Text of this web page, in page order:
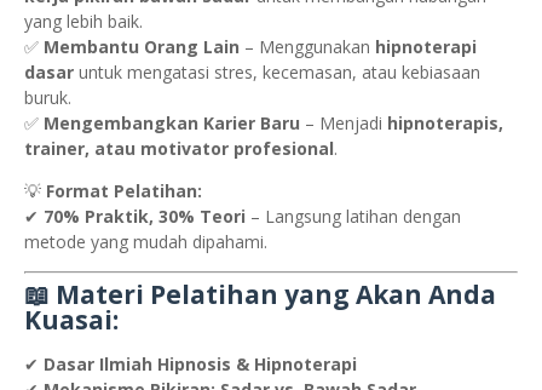
yang lebih baik.
✅ Membantu Orang Lain – Menggunakan hipnoterapi
dasar untuk mengatasi stres, kecemasan, atau kebiasaan
buruk.
✅ Mengembangkan Karier Baru – Menjadi hipnoterapis,
trainer, atau motivator profesional.
💡 Format Pelatihan:
✔ 70% Praktik, 30% Teori – Langsung latihan dengan
metode yang mudah dipahami.
📖 Materi Pelatihan yang Akan Anda
Kuasai:
✔ Dasar Ilmiah Hipnosis & Hipnoterapi